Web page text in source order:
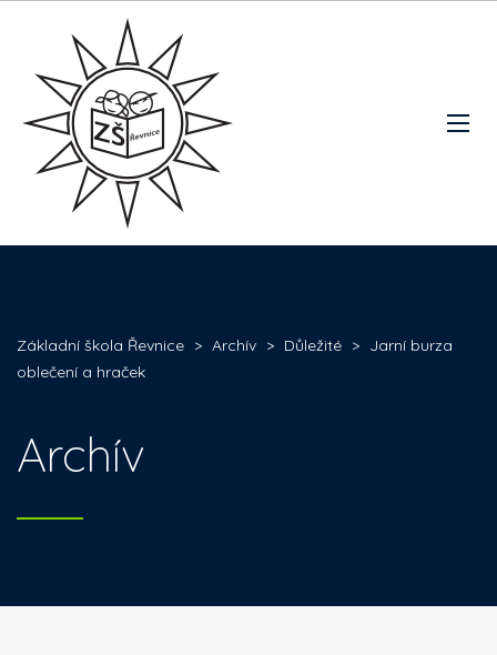
Základní škola Řevnice > Archív > Důležité > Jarní burza
oblečení a hraček
Archív